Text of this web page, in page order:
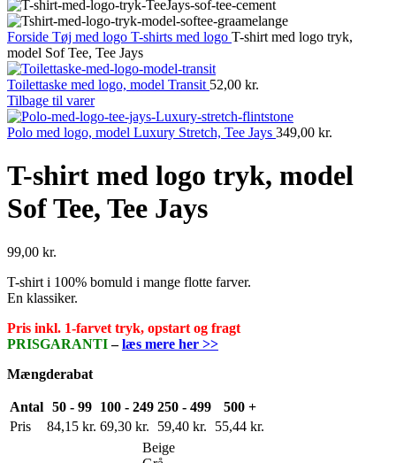
Forside Tøj med logo T-shirts med logo T-shirt med logo tryk,
model Sof Tee, Tee Jays
Toilettaske med logo, model Transit 52,00 kr.
Tilbage til varer
Polo med logo, model Luxury Stretch, Tee Jays 349,00 kr.
T-shirt med logo tryk, model
Sof Tee, Tee Jays
99,00 kr.
T-shirt i 100% bomuld i mange flotte farver.
En klassiker.
Pris inkl. 1-farvet tryk, opstart og fragt
PRISGARANTI–læs mere her >>
Mængderabat
Antal 50 - 99 100 - 249 250 - 499
500 +
Pris
84,15 kr. 69,30 kr. 59,40 kr. 55,44 kr.
Beige